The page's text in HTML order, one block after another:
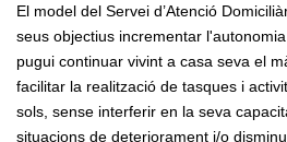
El model del Servei d’Atenció
seus objectius incrementar
pugui continuar vivint a casa seva el
facilitar la realització de tasques i
sols, sense interferir en la seva
situacions de deteriorament i/o